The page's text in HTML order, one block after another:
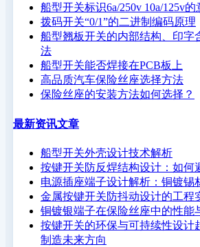
船型开关标识6a/250v 10a/125v的
拨码开关“0/1”的二进制编码原理
船型翘板开关的内部结构、印字
法
船型开关能否焊接在PCB板上
高品质汽车保险丝座选择方法
保险丝座的安装方法如何选择？
最新资讯文章
船型开关外壳设计技术解析
按键开关防反焊结构设计：如何
电源插座端子设计解析：铜镀锡
金属按键开关防抖动设计的工程
铜镀银端子在保险丝座中的性能
按键开关的环保与可持续性设计
制造未来方向